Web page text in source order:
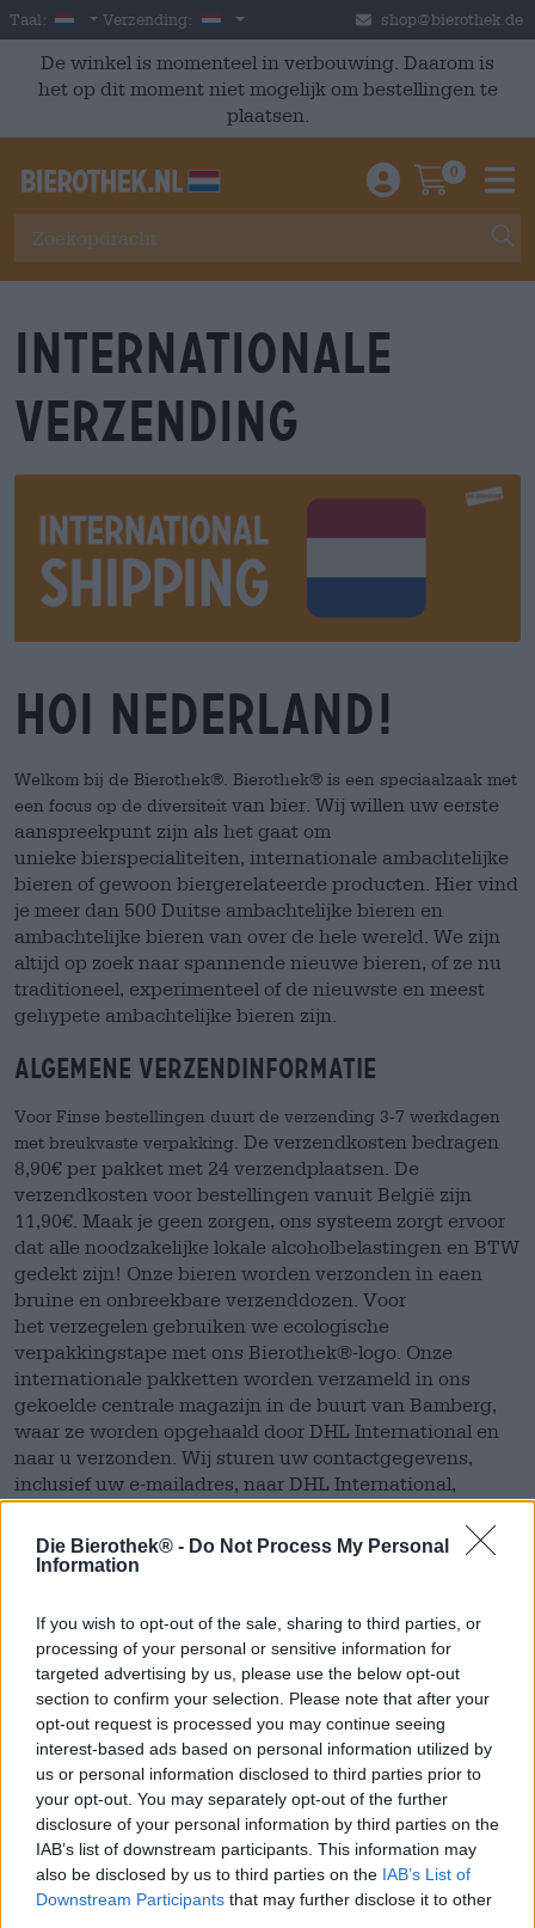
Die Bierothek® - Do Not Process My Personal
Information
If you wish to opt-out of the sale, sharing to third parties, or
processing of your personal or sensitive information for
targeted advertising by us, please use the below opt-out
section to confirm your selection. Please note that after your
opt-out request is processed you may continue seeing
interest-based ads based on personal information utilized by
us or personal information disclosed to third parties prior to
your opt-out. You may separately opt-out of the further
disclosure of your personal information by third parties on the
IAB’s list of downstream participants. This information may
also be disclosed by us to third parties on the IAB’s List of
Downstream Participants that may further disclose it to other
Skip to main content
Taal: Dutch
Verzending: Nederland shop@bierothek.de
De winkel is momenteel in verbouwing. Daarom is
het op dit moment niet mogelijk om bestellingen te
plaatsen.
Einloggen /
0
Internationale
verzending
Hoi Nederland!
Welkom bij de Bierothek®. Bierothek® is een speciaalzaak met
een focus op de diversiteit van bier. Wij willen uw eerste
aanspreekpunt zijn als het gaat om
unieke bierspecialiteiten, internationale ambachtelijke
bieren of gewoon biergerelateerde producten. Hier vind
je meer dan 500 Duitse ambachtelijke bieren en
ambachtelijke bieren van over de hele wereld. We zijn
altijd op zoek naar spannende nieuwe bieren, of ze nu
traditioneel, experimenteel of de nieuwste en meest
gehypete ambachtelijke bieren zijn.
Algemene verzendinformatie
Voor Finse bestellingen duurt de verzending 3-7 werkdagen
met breukvaste verpakking. De verzendkosten bedragen
8,90€ per pakket met 24 verzendplaatsen. De
verzendkosten voor bestellingen vanuit België zijn
11,90€. Maak je geen zorgen, ons systeem zorgt ervoor
dat alle noodzakelijke lokale alcoholbelastingen en BTW
gedekt zijn! Onze bieren worden verzonden in eaen
bruine en onbreekbare verzenddozen. Voor
het verzegelen gebruiken we ecologische
verpakkingstape met ons Bierothek®-logo. Onze
internationale pakketten worden verzameld in ons
gekoelde centrale magazijn in de buurt van Bamberg,
waar ze worden opgehaald door DHL International en
naar u verzonden. Wij sturen uw contactgegevens,
inclusief uw e-mailadres, naar DHL International,
uw trackingnummer. Zo kun je je pakket
snel en
gemakkelijk volgen.
Algemene informatie over je bestelling
Om bij ons te kunnen bestellen, moet je ten minste 18 jaar oud
zijn. Als u niet de juiste
leeftijd invult in het
winkelmandje, behouden wij ons het recht voor om de
bestelling teannuleren nadat de aankoop is
afgerond.Als u in onze Bierothek® online shop aan het
begin het standaard leveringslandDuitsland hebt
geselecteerd, krijgt u andere prijzen te zien dan in de
internationaleleveringslanden. De reden hiervoor zijn
extra belastingkosten, die wij aan de
artikelprijzen toevoegen - maar die wij u direct in het